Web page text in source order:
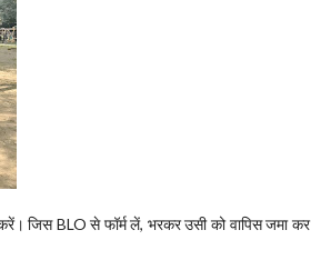
जिस BLO से फॉर्म लें, भरकर उसी को वापिस जमा कर